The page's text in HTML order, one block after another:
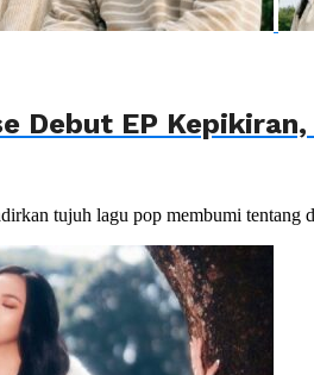
Debut EP
tujuh lagu pop membumi tentang